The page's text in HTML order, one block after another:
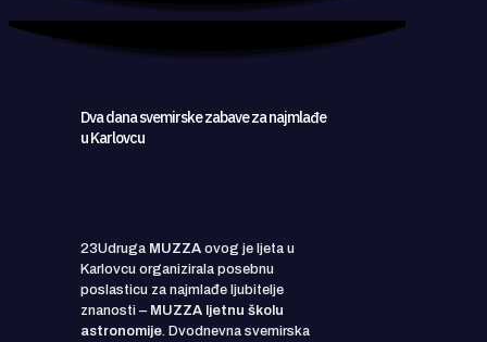
Dva dana svemirske zabave za najmlađe
u Karlovcu
23Udruga MUZZA ovog je ljeta u
Karlovcu organizirala posebnu
poslasticu za najmlađe ljubitelje
znanosti – MUZZA ljetnu školu
astronomije. Dvodnevna svemirska